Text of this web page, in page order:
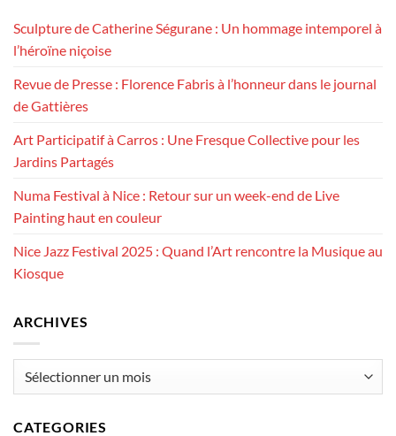
Sculpture de Catherine Ségurane : Un hommage intemporel à
l’héroïne niçoise
Revue de Presse : Florence Fabris à l’honneur dans le journal
de Gattières
Art Participatif à Carros : Une Fresque Collective pour les
Jardins Partagés
Numa Festival à Nice : Retour sur un week-end de Live
Painting haut en couleur
Nice Jazz Festival 2025 : Quand l’Art rencontre la Musique au
Kiosque
ARCHIVES
CATEGORIES